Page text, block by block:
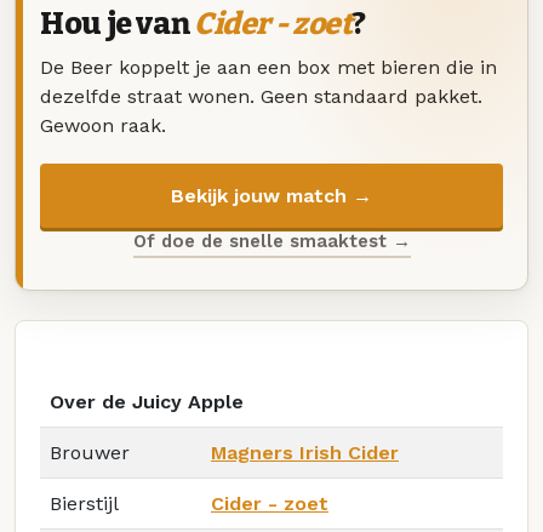
Hou je vanCider - zoet?
De Beer koppelt je aan een box met bieren die in
dezelfde straat wonen. Geen standaard pakket.
Gewoon raak.
Bekijk jouw match →
Of doe de snelle smaaktest →
Over de Juicy Apple
Brouwer Magners Irish Cider
Bierstijl Cider - zoet